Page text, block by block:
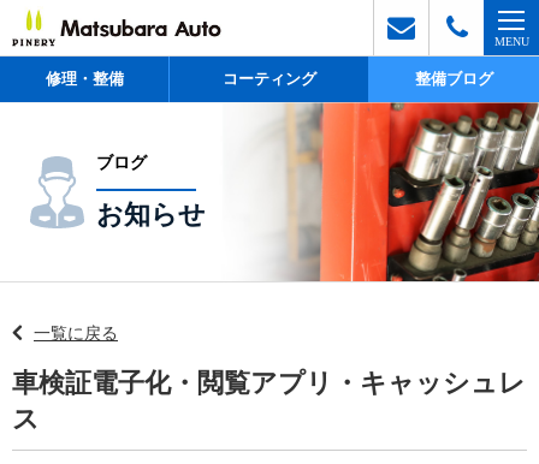
修理・整備 コーティング 整備ブログ
ブログ
お知らせ
一覧に戻る
車検証電子化・閲覧アプリ・キャッシュレ
ス